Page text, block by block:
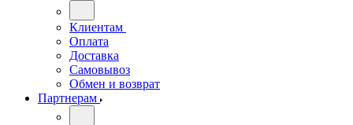
Клиентам
Оплата
Доставка
Самовывоз
Обмен и возврат
Партнерам